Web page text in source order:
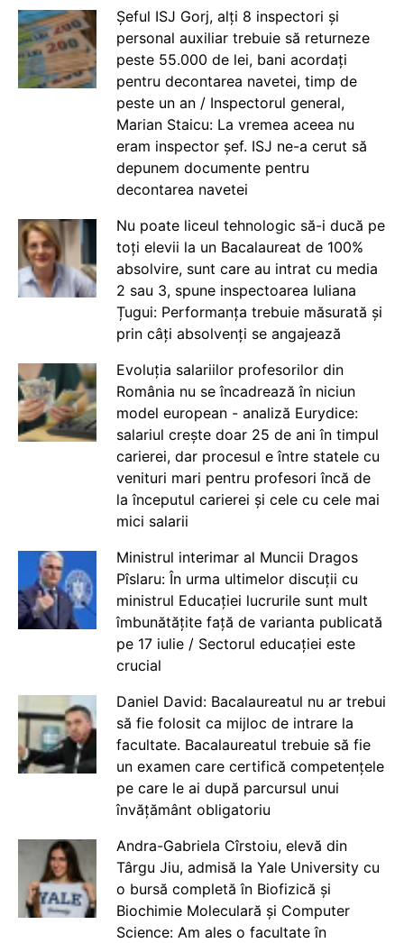
Șeful ISJ Gorj, alți 8 inspectori și
personal auxiliar trebuie să returneze
peste 55.000 de lei, bani acordați
pentru decontarea navetei, timp de
peste un an / Inspectorul general,
Marian Staicu: La vremea aceea nu
eram inspector șef. ISJ ne-a cerut să
depunem documente pentru
decontarea navetei
Nu poate liceul tehnologic să-i ducă pe
toți elevii la un Bacalaureat de 100%
absolvire, sunt care au intrat cu media
2 sau 3, spune inspectoarea Iuliana
Țugui: Performanța trebuie măsurată și
prin câți absolvenți se angajează
Evoluția salariilor profesorilor din
România nu se încadrează în niciun
model european - analiză Eurydice:
salariul crește doar 25 de ani în timpul
carierei, dar procesul e între statele cu
venituri mari pentru profesori încă de
la începutul carierei și cele cu cele mai
mici salarii
Ministrul interimar al Muncii Dragos
Pîslaru: În urma ultimelor discuții cu
ministrul Educației lucrurile sunt mult
îmbunătățite față de varianta publicată
pe 17 iulie / Sectorul educației este
crucial
Daniel David: Bacalaureatul nu ar trebui
să fie folosit ca mijloc de intrare la
facultate. Bacalaureatul trebuie să fie
un examen care certifică competențele
pe care le ai după parcursul unui
învățământ obligatoriu
Andra-Gabriela Cîrstoiu, elevă din
Târgu Jiu, admisă la Yale University cu
o bursă completă în Biofizică și
Biochimie Moleculară și Computer
Science: Am ales o facultate în